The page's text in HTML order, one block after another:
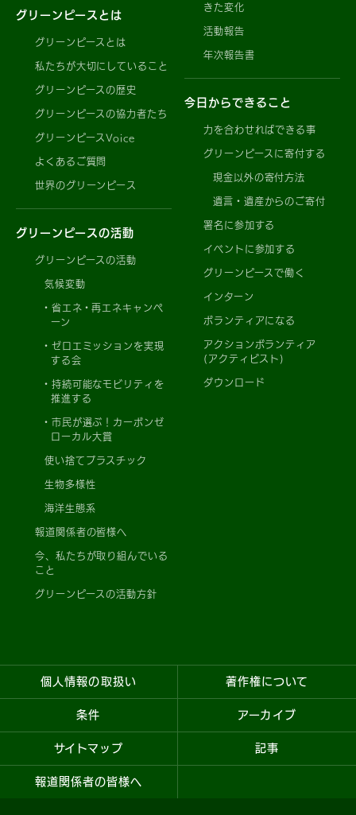
グリーンピースとは
グリーンピースとは
私たちが大切にしていること
グリーンピースの歴史
グリーンピースの協力者たち
グリーンピースVoice
よくあるご質問
世界のグリーンピース
グリーンピースの活動
グリーンピースの活動
気候変動
省エネ・再エネキャンペ
ーン
ゼロエミッションを実現
する会
持続可能なモビリティを
推進する
市民が選ぶ！カーボンゼ
ローカル大賞
使い捨てプラスチック
生物多様性
海洋生態系
報道関係者の皆様へ
今、私たちが取り組んでいる
こと
グリーンピースの活動方針
きた変化
活動報告
年次報告書
今日からできること
力を合わせればできる事
グリーンピースに寄付する
現金以外の寄付方法
遺言・遺産からのご寄付
署名に参加する
イベントに参加する
グリーンピースで働く
インターン
ボランティアになる
アクションボランティア
(アクティビスト)
ダウンロード
個人情報の取扱い 著作権について
条件 アーカイブ
サイトマップ 記事
報道関係者の皆様へ